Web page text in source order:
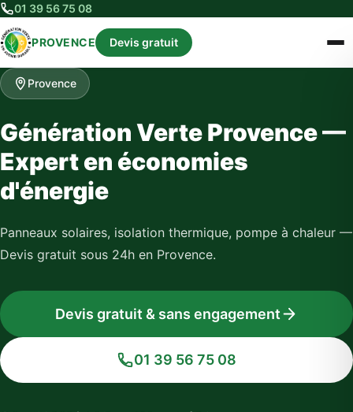
01 39 56 75 08
PROVENCE Devis gratuit
Provence
Génération Verte Provence —
Expert en économies
d'énergie
Panneaux solaires, isolation thermique, pompe à chaleur —
Devis gratuit sous 24h en Provence.
Devis gratuit & sans engagement
01 39 56 75 08